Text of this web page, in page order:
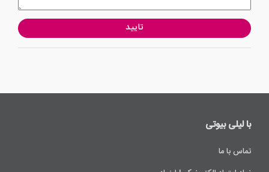
تایید
با لیلی ‌بیوتی
تماس با ما